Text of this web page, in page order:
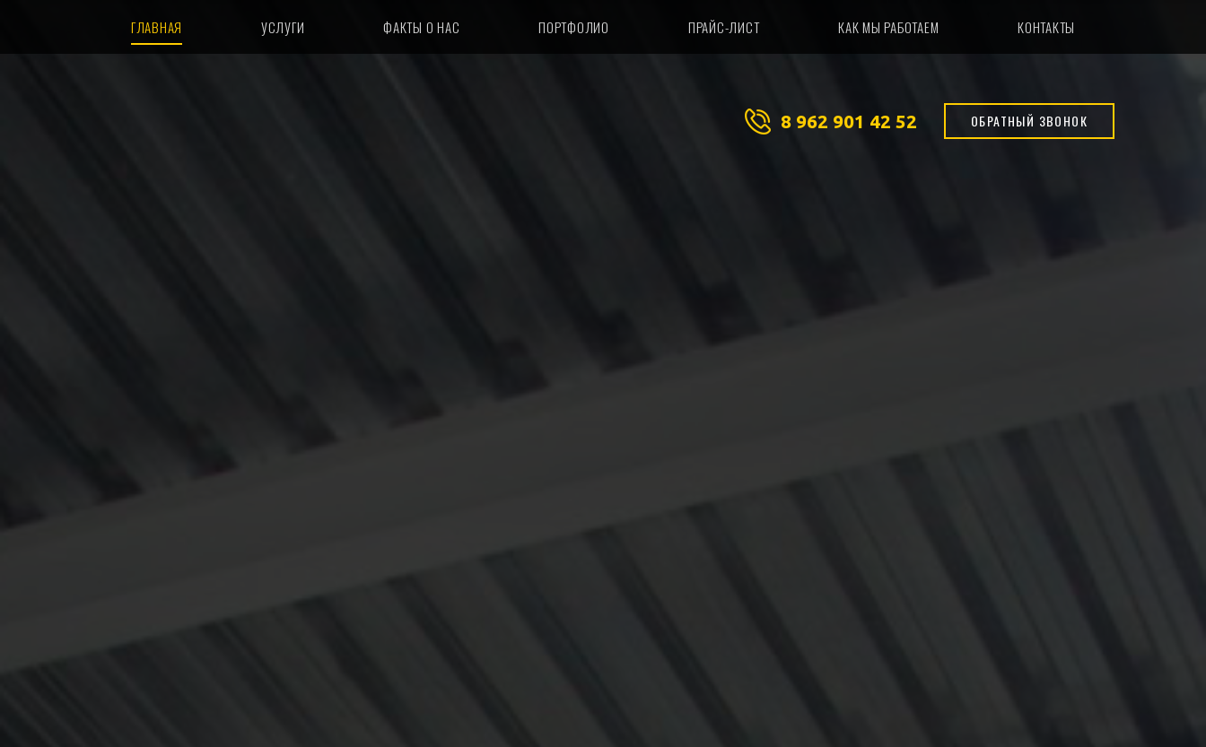
ГЛАВНАЯ УСЛУГИ ФАКТЫ О НАС ПОРТФОЛИО ПРАЙС-ЛИСТ КАК МЫ РАБОТАЕМ КОНТАКТЫ
8 962 901 42 52 ОБРАТНЫЙ ЗВОНОК